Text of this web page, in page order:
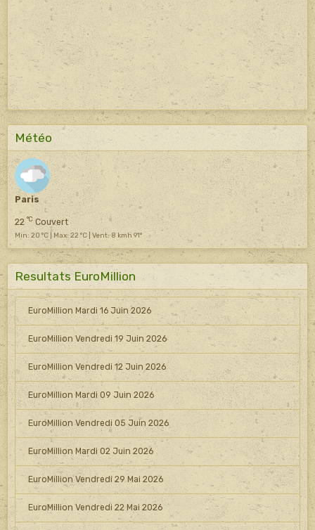
Météo
Paris
22 °C Couvert
Min: 20 °C | Max: 22 °C | Vent: 8 kmh 91°
Resultats EuroMillion
EuroMillion Mardi 16 Juin 2026
EuroMillion Vendredi 19 Juin 2026
EuroMillion Vendredi 12 Juin 2026
EuroMillion Mardi 09 Juin 2026
EuroMillion Vendredi 05 Juin 2026
EuroMillion Mardi 02 Juin 2026
EuroMillion Vendredi 29 Mai 2026
EuroMillion Vendredi 22 Mai 2026